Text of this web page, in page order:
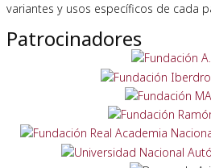
variantes y usos específicos de cada
Patrocinadores